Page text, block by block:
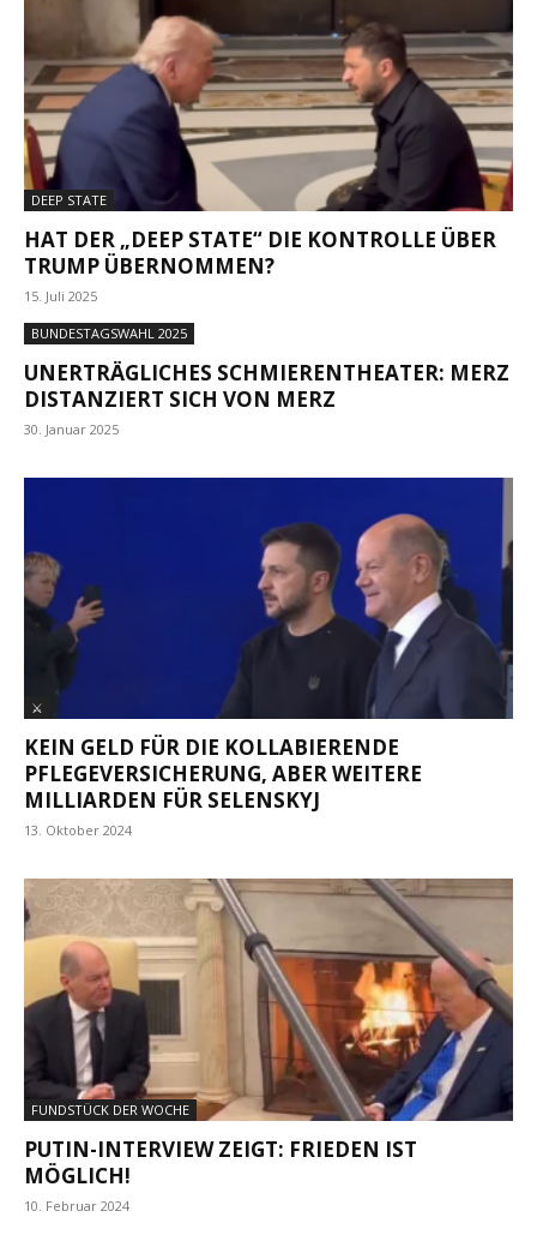
DEEP STATE
HAT DER „DEEP STATE“ DIE KONTROLLE ÜBER
TRUMP ÜBERNOMMEN?
15. Juli 2025
BUNDESTAGSWAHL 2025
UNERTRÄGLICHES SCHMIERENTHEATER: MERZ
DISTANZIERT SICH VON MERZ
30. Januar 2025
⚔
KEIN GELD FÜR DIE KOLLABIERENDE
PFLEGEVERSICHERUNG, ABER WEITERE
MILLIARDEN FÜR SELENSKYJ
13. Oktober 2024
FUNDSTÜCK DER WOCHE
PUTIN-INTERVIEW ZEIGT: FRIEDEN IST
MÖGLICH!
10. Februar 2024